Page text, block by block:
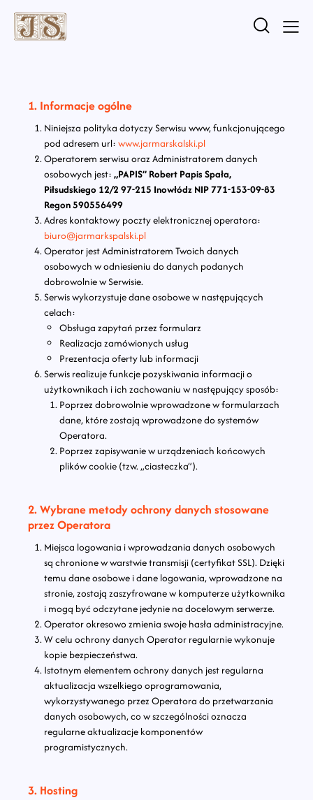
1. Informacje ogólne
Niniejsza polityka dotyczy Serwisu www, funkcjonującego
pod adresem url: www.jarmarskalski.pl
Operatorem serwisu oraz Administratorem danych
osobowych jest: „PAPIS” Robert Papis Spała,
Piłsudskiego 12/2 97-215 Inowłódz NIP 771-153-09-83
Regon 590556499
Adres kontaktowy poczty elektronicznej operatora:
biuro@jarmarkspalski.pl
Operator jest Administratorem Twoich danych
osobowych w odniesieniu do danych podanych
dobrowolnie w Serwisie.
Serwis wykorzystuje dane osobowe w następujących
celach:
Obsługa zapytań przez formularz
Realizacja zamówionych usług
Prezentacja oferty lub informacji
Serwis realizuje funkcje pozyskiwania informacji o
użytkownikach i ich zachowaniu w następujący sposób:
Poprzez dobrowolnie wprowadzone w formularzach
dane, które zostają wprowadzone do systemów
Operatora.
Poprzez zapisywanie w urządzeniach końcowych
plików cookie (tzw. „ciasteczka”).
2. Wybrane metody ochrony danych stosowane
przez Operatora
Miejsca logowania i wprowadzania danych osobowych
są chronione w warstwie transmisji (certyfikat SSL). Dzięki
temu dane osobowe i dane logowania, wprowadzone na
stronie, zostają zaszyfrowane w komputerze użytkownika
i mogą być odczytane jedynie na docelowym serwerze.
Operator okresowo zmienia swoje hasła administracyjne.
W celu ochrony danych Operator regularnie wykonuje
kopie bezpieczeństwa.
Istotnym elementem ochrony danych jest regularna
aktualizacja wszelkiego oprogramowania,
wykorzystywanego przez Operatora do przetwarzania
danych osobowych, co w szczególności oznacza
regularne aktualizacje komponentów
programistycznych.
3. Hosting